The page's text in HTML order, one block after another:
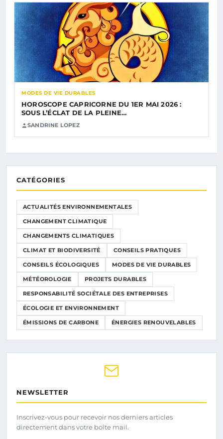
MODES DE VIE DURABLES
HOROSCOPE CAPRICORNE DU 1ER MAI 2026 :
SOUS L’ÉCLAT DE LA PLEINE…
SANDRINE LOPEZ
CATÉGORIES
ACTUALITÉS ENVIRONNEMENTALES
CHANGEMENT CLIMATIQUE
CHANGEMENTS CLIMATIQUES
CLIMAT ET BIODIVERSITÉ CONSEILS PRATIQUES
CONSEILS ÉCOLOGIQUES MODES DE VIE DURABLES
MÉTÉOROLOGIE PROJETS DURABLES
RESPONSABILITÉ SOCIÉTALE DES ENTREPRISES
ÉCOLOGIE ET ENVIRONNEMENT
ÉMISSIONS DE CARBONE ÉNERGIES RENOUVELABLES
NEWSLETTER
Inscrivez-vous pour recevoir nos derniers articles
directement dans votre boîte mail.